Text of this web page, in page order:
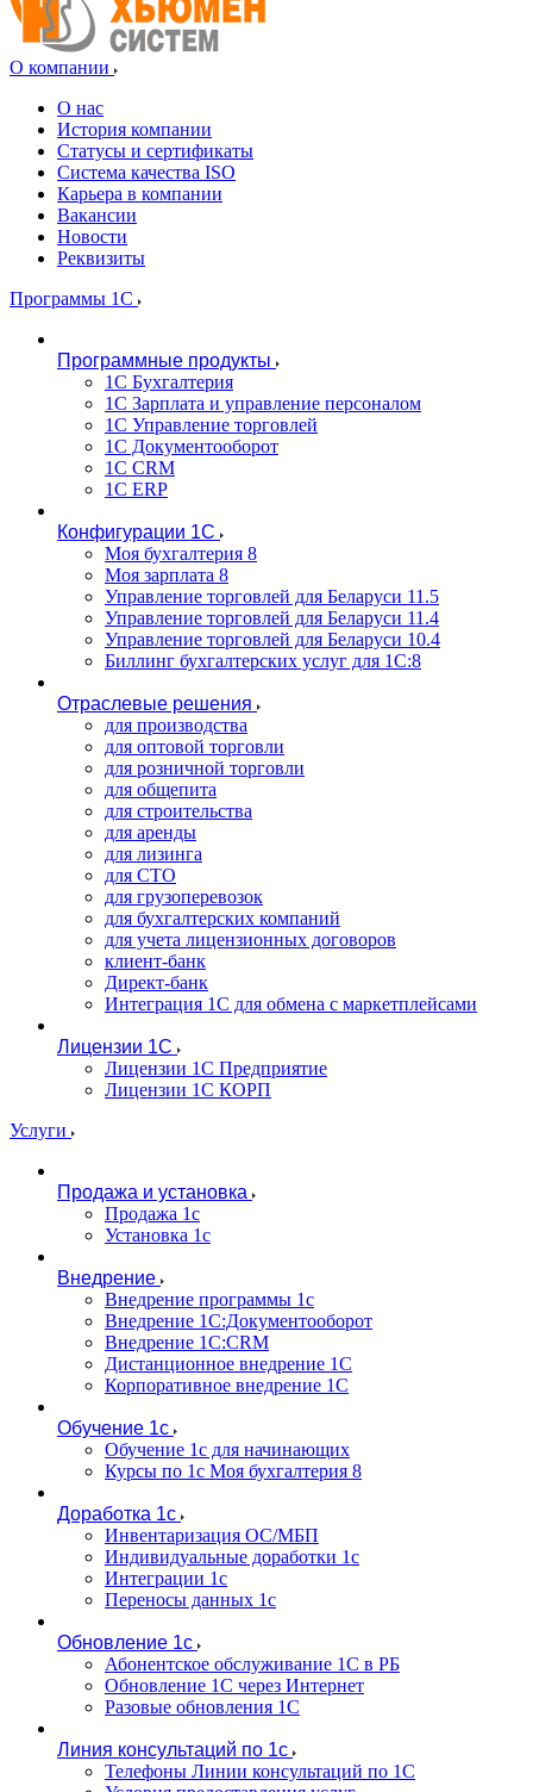
О компании
О нас
История компании
Статусы и сертификаты
Система качества ISO
Карьера в компании
Вакансии
Новости
Реквизиты
Программы 1С
Программные продукты
1С Бухгалтерия
1С Зарплата и управление персоналом
1С Управление торговлей
1С Документооборот
1С CRM
1С ERP
Конфигурации 1С
Моя бухгалтерия 8
Моя зарплата 8
Управление торговлей для Беларуси 11.5
Управление торговлей для Беларуси 11.4
Управление торговлей для Беларуси 10.4
Биллинг бухгалтерских услуг для 1С:8
Отраслевые решения
для производства
для оптовой торговли
для розничной торговли
для общепита
для строительства
для аренды
для лизинга
для СТО
для грузоперевозок
для бухгалтерских компаний
для учета лицензионных договоров
клиент-банк
Директ-банк
Интеграция 1C для обмена с маркетплейсами
Лицензии 1С
Лицензии 1С Предприятие
Лицензии 1С КОРП
Услуги
Продажа и установка
Продажа 1с
Установка 1с
Внедрение
Внедрение программы 1с
Внедрение 1С:Документооборот
Внедрение 1С:CRM
Дистанционное внедрение 1С
Корпоративное внедрение 1С
Обучение 1с
Обучение 1с для начинающих
Курсы по 1с Моя бухгалтерия 8
Доработка 1с
Инвентаризация ОС/МБП
Индивидуальные доработки 1с
Интеграции 1с
Переносы данных 1с
Обновление 1с
Абонентское обслуживание 1С в РБ
Обновление 1С через Интернет
Разовые обновления 1С
Линия консультаций по 1с
Телефоны Линии консультаций по 1С